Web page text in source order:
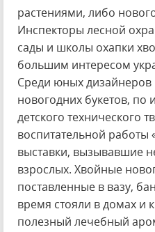
растениями, либо
Инспекторы лесной
сады и школы охапки
большим интересом
Среди юных дизайнеров
новогодних букетов, по
детского технического
воспитательной
выставки, вызывавшие
взрослых. Хвойные
поставленные в вазу,
время стояли в домах и
полезный лечебный